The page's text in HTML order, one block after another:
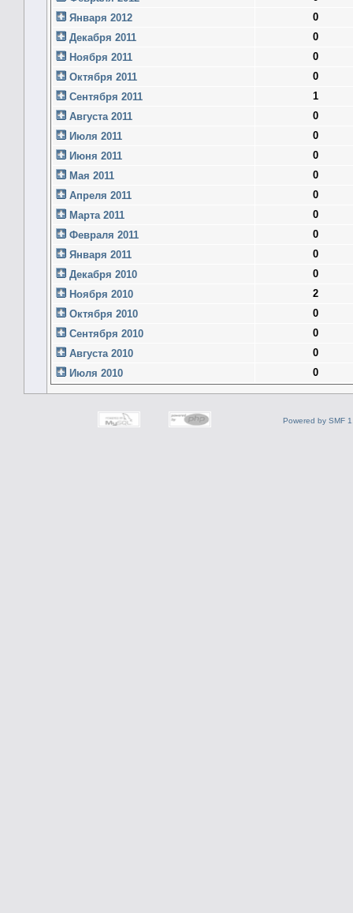
Января 2012
0
Декабря 2011
0
Ноября 2011
0
Октября 2011
0
Сентября 2011
1
Августа 2011
0
Июля 2011
0
Июня 2011
0
Мая 2011
0
Апреля 2011
0
Марта 2011
0
Февраля 2011
0
Января 2011
0
Декабря 2010
0
Ноября 2010
2
Октября 2010
0
Сентября 2010
0
Августа 2010
0
Июля 2010
0
Powered by SMF